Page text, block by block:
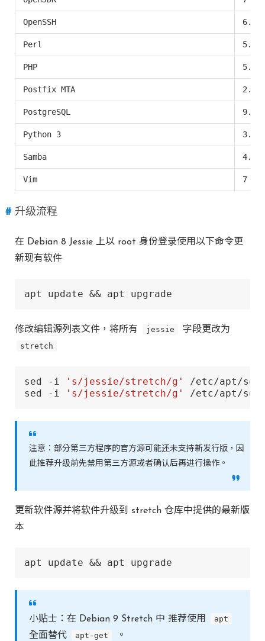
OpenSSH
Perl 5.20
PHP 5.6
Postfix MTA 2.11
PostgreSQL 9.4
Python 3 3.4
Samba 4.1
Vim 7
升级流程
在 Debian 8 Jessie 上以 root 身份登录使用以下命令更
新现有软件
apt update && apt upgrade
修改编辑源列表文件，将所有 jessie 字段更改为
stretch
sed -i 's/jessie/stretch/g'
/etc/apt/
sed -i
's/jessie/stretch/g' /etc/apt/
注意：部分第三方程序的官方源可能还未支持新发行版，因
此推荐升级前先禁用第三方源或者确认后再进行操作。
更新软件源并将软件升级到 stretch 仓库中提供的最新版
本
apt update && apt upgrade
小贴士：在 Debian 9 Stretch 中 推荐使用 apt
全面替代 apt-get 。